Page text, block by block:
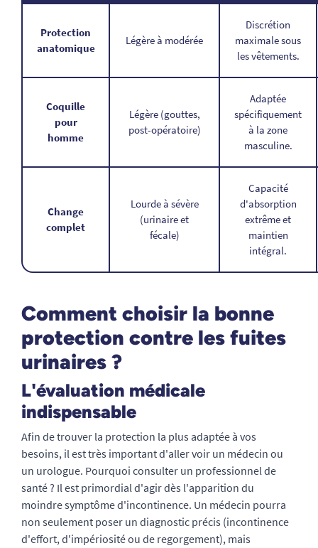
Protection
anatomique
Légère à modérée
Discrétion
maximale sous
les vêtements.
Coquille
pour
homme
Légère (gouttes,
post-opératoire)
Adaptée
spécifiquement
à la zone
masculine.
Change
complet
Lourde à sévère
(urinaire et
fécale)
Capacité
d'absorption
extrême et
maintien
intégral.
Comment choisir la bonne
protection contre les fuites
urinaires ?
L'évaluation médicale
indispensable
Afin de trouver la protection la plus adaptée à vos
besoins, il est très important d'aller voir un médecin ou
un urologue. Pourquoi consulter un professionnel de
santé ? Il est primordial d'agir dès l'apparition du
moindre symptôme d'incontinence. Un médecin pourra
non seulement poser un diagnostic précis (incontinence
d'effort, d'impériosité ou de regorgement), mais